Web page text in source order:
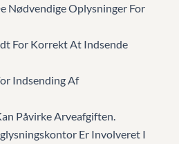
Nødvendige Oplysninger For
For Korrekt At Indsende
Indsending Af
Påvirke Arveafgiften.
Er Involveret I